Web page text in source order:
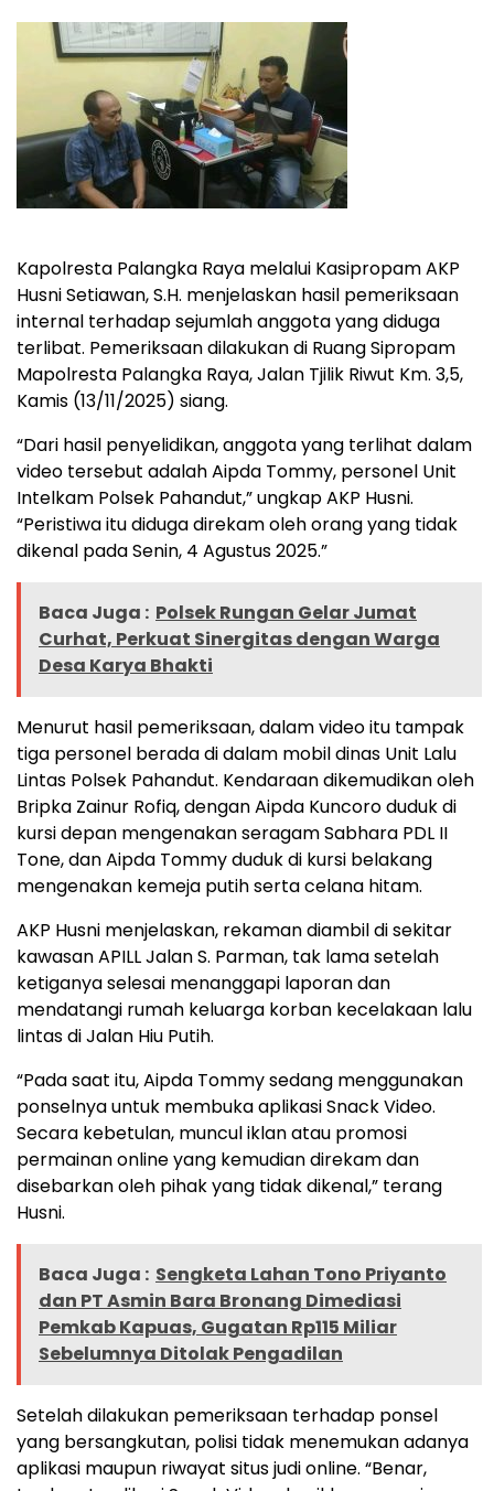
Kapolresta Palangka Raya melalui Kasipropam AKP
Husni Setiawan, S.H. menjelaskan hasil pemeriksaan
internal terhadap sejumlah anggota yang diduga
terlibat. Pemeriksaan dilakukan di Ruang Sipropam
Mapolresta Palangka Raya, Jalan Tjilik Riwut Km. 3,5,
Kamis (13/11/2025) siang.
“Dari hasil penyelidikan, anggota yang terlihat dalam
video tersebut adalah Aipda Tommy, personel Unit
Intelkam Polsek Pahandut,” ungkap AKP Husni.
“Peristiwa itu diduga direkam oleh orang yang tidak
dikenal pada Senin, 4 Agustus 2025.”
Baca Juga : Polsek Rungan Gelar Jumat
Curhat, Perkuat Sinergitas dengan Warga
Desa Karya Bhakti
Menurut hasil pemeriksaan, dalam video itu tampak
tiga personel berada di dalam mobil dinas Unit Lalu
Lintas Polsek Pahandut. Kendaraan dikemudikan oleh
Bripka Zainur Rofiq, dengan Aipda Kuncoro duduk di
kursi depan mengenakan seragam Sabhara PDL II
Tone, dan Aipda Tommy duduk di kursi belakang
mengenakan kemeja putih serta celana hitam.
AKP Husni menjelaskan, rekaman diambil di sekitar
kawasan APILL Jalan S. Parman, tak lama setelah
ketiganya selesai menanggapi laporan dan
mendatangi rumah keluarga korban kecelakaan lalu
lintas di Jalan Hiu Putih.
“Pada saat itu, Aipda Tommy sedang menggunakan
ponselnya untuk membuka aplikasi Snack Video.
Secara kebetulan, muncul iklan atau promosi
permainan online yang kemudian direkam dan
disebarkan oleh pihak yang tidak dikenal,” terang
Husni.
Baca Juga : Sengketa Lahan Tono Priyanto
dan PT Asmin Bara Bronang Dimediasi
Pemkab Kapuas, Gugatan Rp115 Miliar
Sebelumnya Ditolak Pengadilan
Setelah dilakukan pemeriksaan terhadap ponsel
yang bersangkutan, polisi tidak menemukan adanya
aplikasi maupun riwayat situs judi online. “Benar,